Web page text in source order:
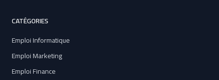
CATÉGORIES
Emploi Informatique
Emploi Marketing
Emploi Finance